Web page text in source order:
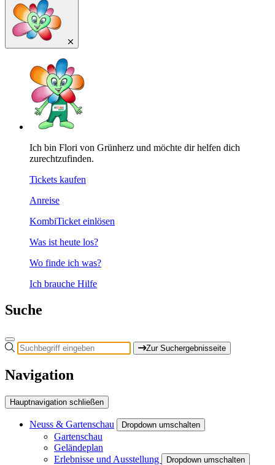
Ich bin Flori von Grünherz und möchte dir helfen dich
zurechtzufinden.
Tickets kaufen
Anreise
KombiTicket einlösen
Was ist heute los?
Wo finde ich was?
Ich brauche Hilfe
Suche
Zur Suchergebnisseite
Navigation
Hauptnavigation schließen
Neuss & Gartenschau Dropdown umschalten
Gartenschau
Geländeplan
Erlebnisse und Ausstellung
Dropdown umschalten